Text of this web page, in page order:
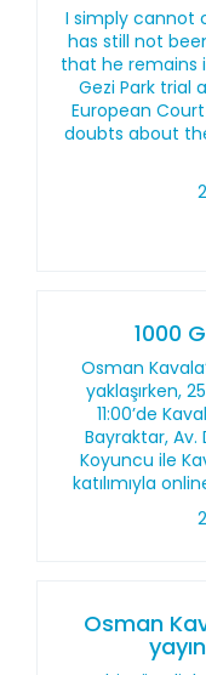
I simply cannot
has still not
that he remains
Gezi Park trial
European
doubts about
1000
Osman
yaklaşırken,
11:00’de
Bayraktar, Av.
Koyuncu ile
katılımıyla
Osman